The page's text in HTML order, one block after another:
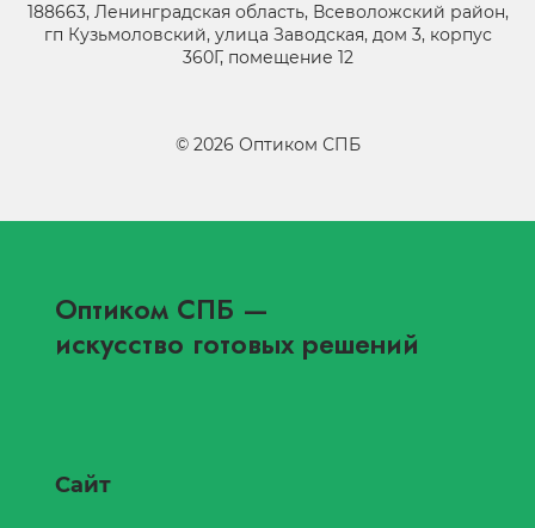
188663, Ленинградская область, Всеволожский район,
гп Кузьмоловский, улица Заводская, дом 3, корпус
360Г, помещение 12
© 2026 Оптиком СПБ
Оптиком СПБ —
искусство готовых решений
Сайт